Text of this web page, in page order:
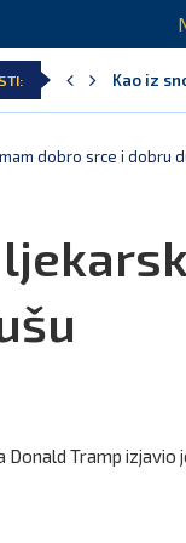
Kao iz
Pejak:
Spajić:
Serbian
Potpisan
dobro srce i dobru
Donald Tramp